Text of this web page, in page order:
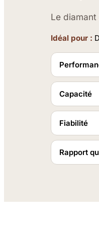
Le
Idéal pour :
Capacité
Fiabilité
Rapport